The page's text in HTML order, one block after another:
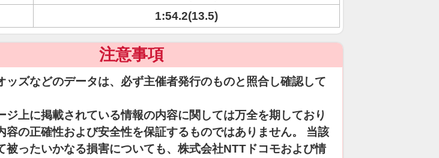
1:54.2(13.5)
注意事項
ッズなどのデータは、必ず主催者発行のものと照合し確認して
ジ上に掲載されている情報の内容に関しては万全を期しており
容の正確性および安全性を保証するものではありません。 当該
被ったいかなる損害についても、株式会社NTTドコモおよび情